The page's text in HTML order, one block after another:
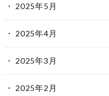
2025年5月
2025年4月
2025年3月
2025年2月